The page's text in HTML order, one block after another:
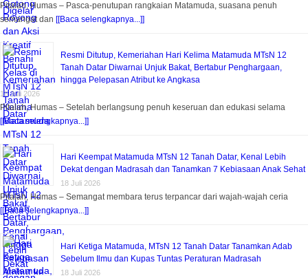
Pitalah, Humas – Pasca-penutupan rangkaian Matamuda, suasana penuh
semangat dan [[Baca selengkapnya...]]
Resmi Ditutup, Kemeriahan Hari Kelima Matamuda MTsN 12
Tanah Datar Diwarnai Unjuk Bakat, Bertabur Penghargaan,
hingga Pelepasan Atribut ke Angkasa
18 Juli 2026
Pitalah, Humas – Setelah berlangsung penuh keseruan dan edukasi selama
[[Baca selengkapnya...]]
Hari Keempat Matamuda MTsN 12 Tanah Datar, Kenal Lebih
Dekat dengan Madrasah dan Tanamkan 7 Kebiasaan Anak Sehat
18 Juli 2026
Pitalah, Humas – Semangat membara terus terpancar dari wajah-wajah ceria
[[Baca selengkapnya...]]
Hari Ketiga Matamuda, MTsN 12 Tanah Datar Tanamkan Adab
Sebelum Ilmu dan Kupas Tuntas Peraturan Madrasah
18 Juli 2026